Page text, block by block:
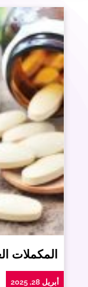
المكملات
أبريل 28, 2025